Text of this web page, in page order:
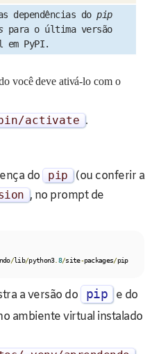
dependências dopip
para o última versão
em PyPI.
você deve ativá-lo com o
bin/activate .
do pip
(ou conferir a
, no prompt de
/lib/python3. 8/site-packages/
pip
a versão do pip e do
ambiente virtual instalado